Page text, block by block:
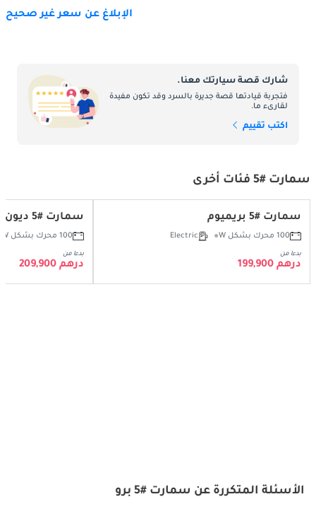
الإبلاغ عن سعر غير صحيح
شارك قصة سيارتك معنا.
فتجربة قيادتها قصة جديرة بالسرد وقد تكون مفيدة
لقارىء ما.
اكتب تقييم
سمارت #5 فئات أخرى
سمارت #5 بريميوم
100 محرك بشكل W Electric
بدءا من
درهم 199,900
سمارت #5 ديون
100 محرك بشكل W
بدءا من
درهم 209,900
الأسئلة المتكررة عن سمارت #5 برو